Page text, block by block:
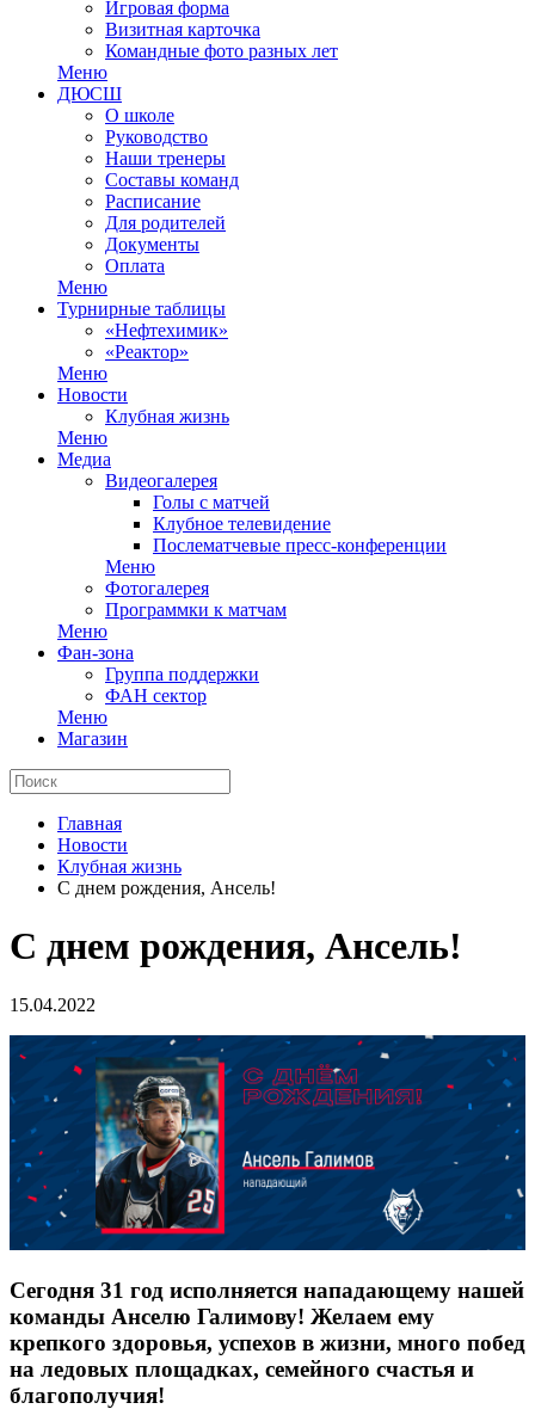
Игровая форма
Визитная карточка
Командные фото разных лет
Меню
ДЮСШ
О школе
Руководство
Наши тренеры
Составы команд
Расписание
Для родителей
Документы
Оплата
Меню
Турнирные таблицы
«Нефтехимик»
«Реактор»
Меню
Новости
Клубная жизнь
Меню
Медиа
Видеогалерея
Голы с матчей
Клубное телевидение
Послематчевые пресс-конференции
Меню
Фотогалерея
Программки к матчам
Меню
Фан-зона
Группа поддержки
ФАН сектор
Меню
Магазин
Главная
Новости
Клубная жизнь
С днем рождения, Ансель!
С днем рождения, Ансель!
15.04.2022
Сегодня 31 год исполняется нападающему нашей
команды Анселю Галимову! Желаем ему
крепкого здоровья, успехов в жизни, много побед
на ледовых площадках, семейного счастья и
благополучия!